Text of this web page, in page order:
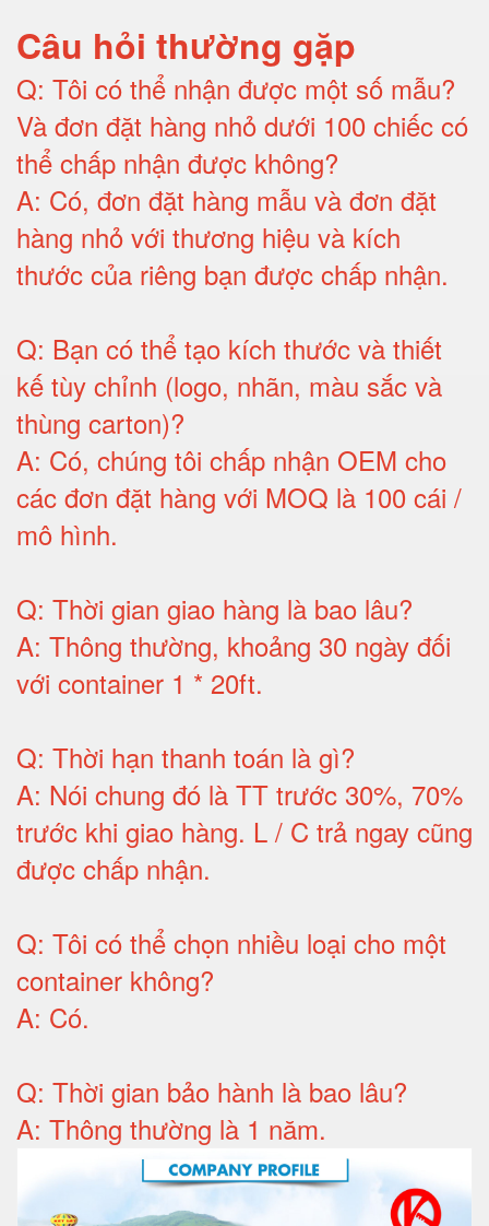
Câu hỏi thường gặp
Q: Tôi có thể nhận được một số mẫu?
Và đơn đặt hàng nhỏ dưới 100 chiếc có
thể chấp nhận được không?
A: Có, đơn đặt hàng mẫu và đơn đặt
hàng nhỏ với thương hiệu và kích
thước của riêng bạn được chấp nhận.
Q: Bạn có thể tạo kích thước và thiết
kế tùy chỉnh (logo, nhãn, màu sắc và
thùng carton)?
A: Có, chúng tôi chấp nhận OEM cho
các đơn đặt hàng với MOQ là 100 cái /
mô hình.
Q: Thời gian giao hàng là bao lâu?
A: Thông thường, khoảng 30 ngày đối
với container 1 * 20ft.
Q: Thời hạn thanh toán là gì?
A: Nói chung đó là TT trước 30%, 70%
trước khi giao hàng. L / C trả ngay cũng
được chấp nhận.
Q: Tôi có thể chọn nhiều loại cho một
container không?
A: Có.
Q: Thời gian bảo hành là bao lâu?
A: Thông thường là 1 năm.